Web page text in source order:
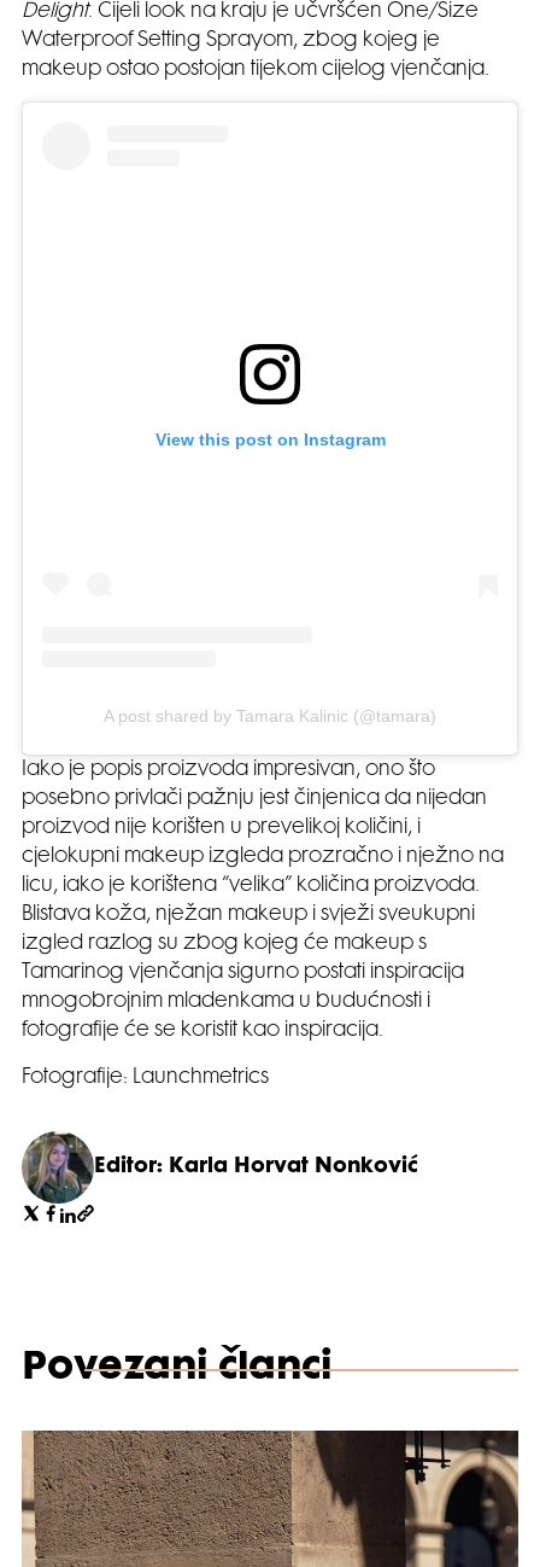
Delight. Cijeli look na kraju je učvršćen One/Size
Waterproof Setting Sprayom, zbog kojeg je
makeup ostao postojan tijekom cijelog vjenčanja.
View this post on Instagram
A post shared by Tamara Kalinic (@tamara)
Iako je popis proizvoda impresivan, ono što
posebno privlači pažnju jest činjenica da nijedan
proizvod nije korišten u prevelikoj količini, i
cjelokupni makeup izgleda prozračno i nježno na
licu, iako je korištena “velika” količina proizvoda.
Blistava koža, nježan makeup i svježi sveukupni
izgled razlog su zbog kojeg će makeup s
Tamarinog vjenčanja sigurno postati inspiracija
mnogobrojnim mladenkama u budućnosti i
fotografije će se koristit kao inspiracija.
Fotografije: Launchmetrics
Editor: Karla Horvat Nonković
Povezani članci